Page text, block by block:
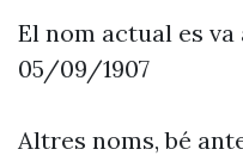
El nom actual es
05/09/1907
Altres noms, bé